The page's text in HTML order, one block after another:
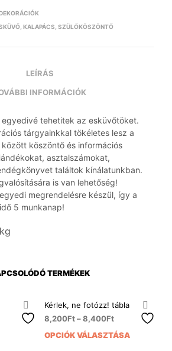
KALAPÁCS SZÜLŐKÖSZÖNTŐ
LEÍRÁS
INFORMÁCIÓK
egyedivé tehetitek az esküvőtöket.
tárgyainkkal tökéletes lesz a
köszöntő és információs
asztalszámokat,
találtok kínálatunkban.
is van lehetőség!
megrendelésre készül, így a
5 munkanap!
TERMÉKEK
Kérlek, ne fotózz! tábla
8,200Ft–8,400Ft
OPCIÓK VÁLASZTÁSA